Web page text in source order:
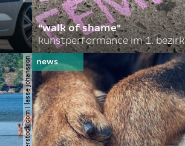
"walk of shame"
kunstperformance im 1. bezirk
© shutterstock.com | lasse johansson